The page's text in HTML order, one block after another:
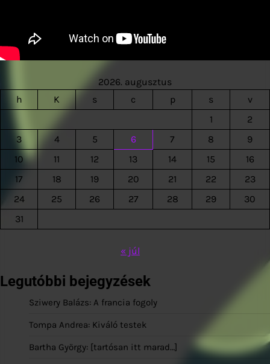
2026. augusztus
h
K s c p s
v
1
2
3
4 5 6 7 8
9
10
11 12 13 14 15
16
17
18 19 20 21 22
23
24
25 26 27 28 29
30
31
« júl
Legutóbbi bejegyzések
Sziwery Balázs: A francia fogoly
Tompa Andrea: Kiváló testek
Bartha György: [tartósan itt marad…]